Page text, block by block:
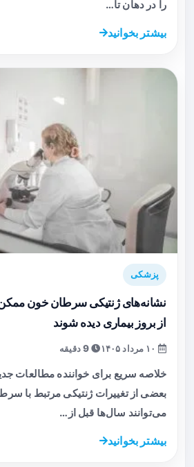
را در دهان تا…
بیشتر بخوانید
پزشکی
نشانه‌های ژنتیکی سرطان خون
از بروز بیماری دیده شوند
9 دقیقه
خلاصه سریع برای خواننده مطالعات
بعضی از تغییرات ژنتیکی مرتبط با
می‌توانند سال‌ها قبل از…
بیشتر بخوانید